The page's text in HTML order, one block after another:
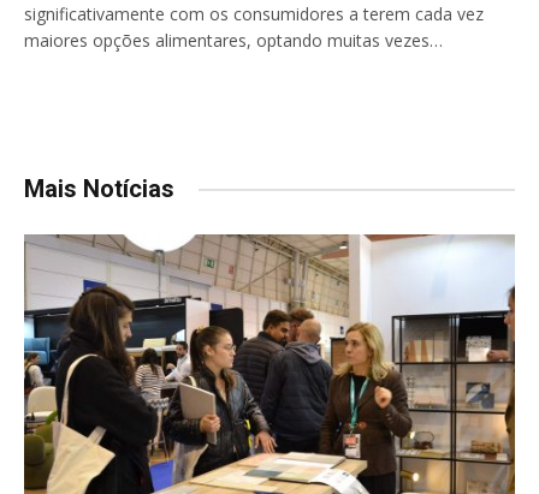
significativamente com os consumidores a terem cada vez
maiores opções alimentares, optando muitas vezes…
Mais Notícias